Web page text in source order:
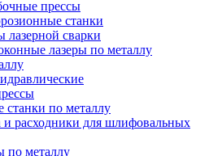
прессы
станки
лазерной сварки
лазеры по металлу
по металлу
и расходники для шлифовальных
по металлу